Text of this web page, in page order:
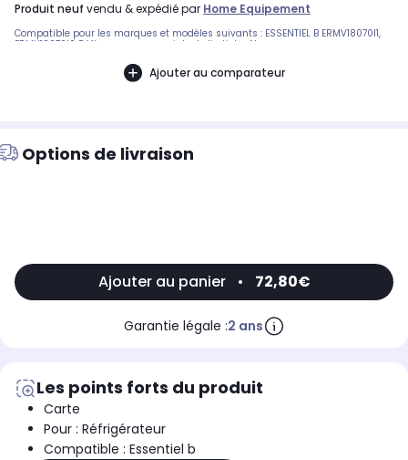
produit neuf vendu & expédié par Home Equipement
Compatible pour les marques et modèles suivants : ESSENTIEL B ERMV18070I1,
ERMV18070I2 Référence commerciale de l’article : Non
compatibles :REFRIGERATEUR MULTI PORTES ESSENTIELB ERMV180-70I1,
REFRIGERATEUR MULTI PORTES ESSENTIELB ERMV180-70I29006257
Ajouter au comparateur
Options de livraison
Ajouter au panier • 72,80€
Garantie légale :2 ans
Les points forts du produit
Carte
Pour : Réfrigérateur
Compatible : Essentiel b